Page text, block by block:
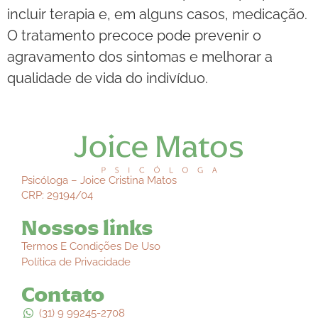
incluir terapia e, em alguns casos, medicação.
O tratamento precoce pode prevenir o
agravamento dos sintomas e melhorar a
qualidade de vida do indivíduo.
Psicóloga – Joice Cristina Matos
CRP: 29194/04
Nossos links
Termos E Condições De Uso
Política de Privacidade
Contato
(31) 9 99245-2708